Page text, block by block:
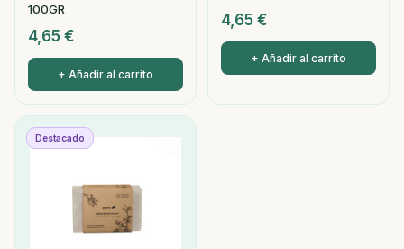
100GR
4,65 €
+ Añadir al carrito
4,65 €
+ Añadir al carrito
Destacado